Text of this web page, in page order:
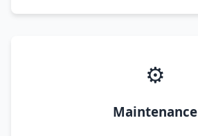
⚙️
Maintenance